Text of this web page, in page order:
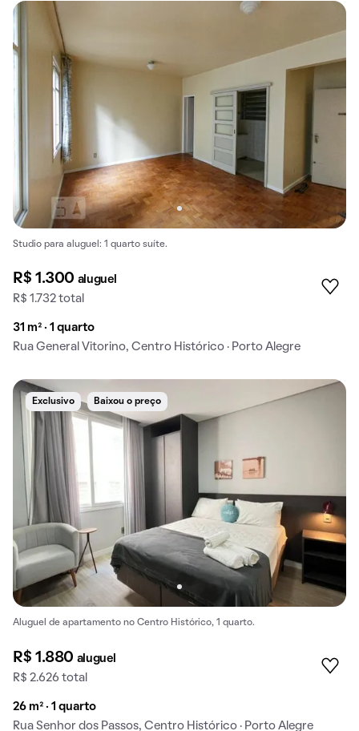
Studio para aluguel: 1 quarto suíte.
R$ 1.300 aluguel
R$ 1.732 total
31 m² · 1 quarto
Rua General Vitorino, Centro Histórico · Porto Alegre
Exclusivo Baixou o preço
Aluguel de apartamento no Centro Histórico, 1 quarto.
R$ 1.880 aluguel
R$ 2.626 total
26 m² · 1 quarto
Rua Senhor dos Passos, Centro Histórico · Porto Alegre